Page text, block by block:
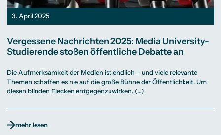
3. April 2025
Vergessene Nachrichten 2025: Media University-
Studierende stoßen öffentliche Debatte an
Die Aufmerksamkeit der Medien ist endlich – und viele relevante
Themen schaffen es nie auf die große Bühne der Öffentlichkeit. Um
diesen blinden Flecken entgegenzuwirken, (…)
mehr lesen